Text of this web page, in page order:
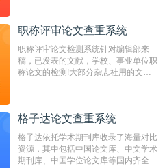
检测速度快、精度高，市场反映良好。
职称评审论文查重系统
职称评审论文检测系统针对编辑部来
稿，已发表的文献，学校、事业单位职
称论文的检测!大部分杂志社用的文献
编辑部检测来稿和已发表的文献,检测
测时注意填写第一作者,才能排除已发
表文献复制比。（限制字符数1万）
格子达论文查重系统
格子达依托学术期刊库收录了海量对比
资源，其中包括中国论文库、中文学术
期刊库、中国学位论文库等国内齐全的